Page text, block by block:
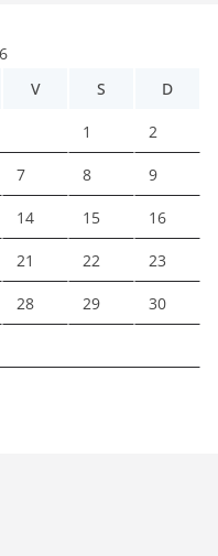
V S D
1 2
7 8 9
14 15 16
21 22 23
28 29 30